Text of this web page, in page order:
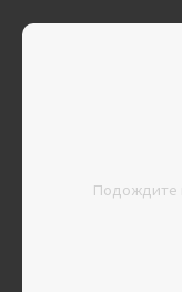
Подождите